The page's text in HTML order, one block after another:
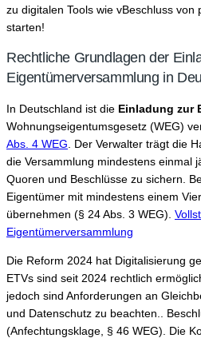
zu digitalen Tools wie vBeschluss von
starten!
Rechtliche Grundlagen der
Eigentümerversammlung in
In Deutschland ist die Einladung zur
Wohnungseigentumsgesetz (WEG)
Abs. 4 WEG . Der Verwalter trägt die
die Versammlung mindestens einmal
Quoren und Beschlüsse zu sichern.
Eigentümer mit mindestens einem
übernehmen (§ 24 Abs. 3 WEG).
Eigentümerversammlung
Die Reform 2024 hat Digitalisierung
ETVs sind seit 2024 rechtlich
jedoch sind Anforderungen an
und Datenschutz zu beachten..
(Anfechtungsklage, § 46 WEG). Die